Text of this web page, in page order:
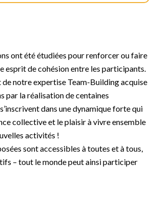
ont été étudiées pour renforcer ou faire
esprit de cohésion entre les participants.
de notre expertise Team-Building acquise
par la réalisation de centaines
dans une dynamique forte qui
collective et le plaisir à vivre ensemble
activités !
sont accessibles à toutes et à tous,
– tout le monde peut ainsi participer